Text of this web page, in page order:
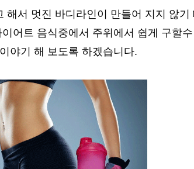
서 멋진 바디라인이 만들어 지지 않기
어트 음식중에서 주위에서 쉽게 구할
야기 해 보도록 하겠습니다.